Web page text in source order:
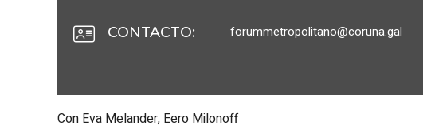
CONTACTO: forummetropolitano@coruna.gal
Con Eva Melander, Eero Milonoff